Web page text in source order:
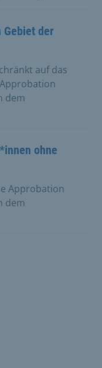
der
auf das
dem
ohne
Approbation
dem